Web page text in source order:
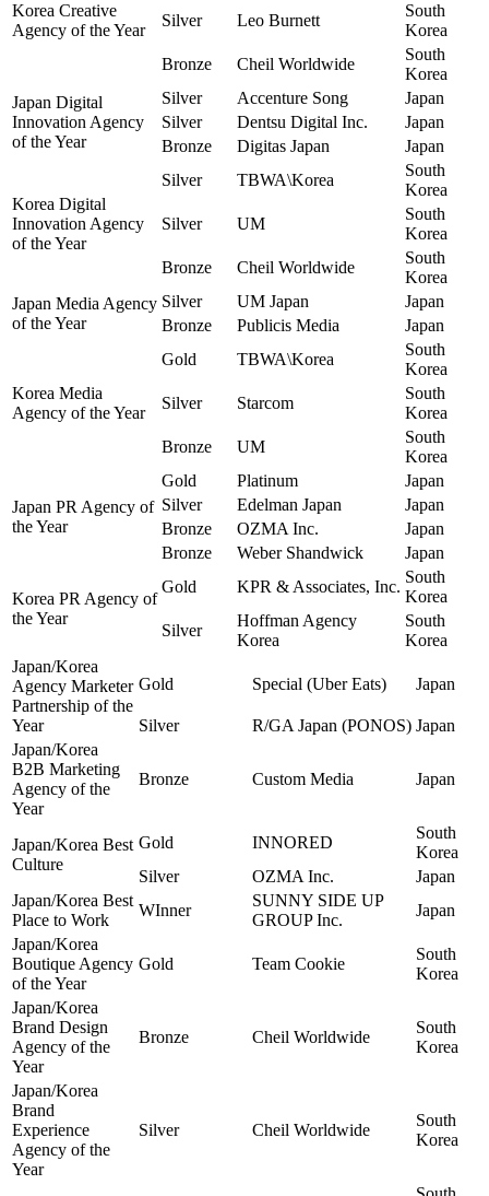
Korea Creative
Agency of the Year
Silver
Leo Burnett
South
Korea
Bronze
Cheil Worldwide
South
Korea
Japan Digital
Innovation Agency
of the Year
Silver Accenture Song
Japan
Silver
Dentsu Digital Inc.
Japan
Bronze
Digitas Japan Japan
Korea Digital
Innovation Agency
of the Year
Silver TBWA\Korea
South
Korea
Silver
UM
South
Korea
Bronze
Cheil Worldwide
South
Korea
Japan Media Agency
of the Year
Silver UM Japan
Japan
Bronze
Publicis Media Japan
Korea Media
Agency of the Year
Gold TBWA\Korea
South
Korea
Silver
Starcom
South
Korea
Bronze
UM
South
Korea
Japan PR Agency of
the Year
Gold Platinum
Japan
Silver
Edelman Japan
Japan
Bronze
OZMA Inc.
Japan
Bronze
Weber Shandwick Japan
Korea PR Agency of
the Year
Gold KPR & Associates, Inc.
South
Korea
Silver
Hoffman Agency
Korea
South
Korea
Japan/Korea
Agency Marketer
Partnership of the
Year
Gold Special (Uber Eats) Japan
Silver R/GA Japan (PONOS) Japan
Japan/Korea
B2B Marketing
Agency of the
Year
Bronze Custom Media Japan
Japan/Korea Best
Culture
Gold INNORED
South
Korea
Silver
OZMA Inc.
Japan
Japan/Korea Best
Place to Work
WInner
SUNNY SIDE UP
GROUP Inc.
Japan
Japan/Korea
Boutique Agency
of the Year
Gold Team Cookie
South
Korea
Japan/Korea
Brand Design
Agency of the
Year
Bronze Cheil Worldwide
South
Korea
Japan/Korea
Brand
Experience
Agency of the
Year
Silver Cheil Worldwide
South
Korea